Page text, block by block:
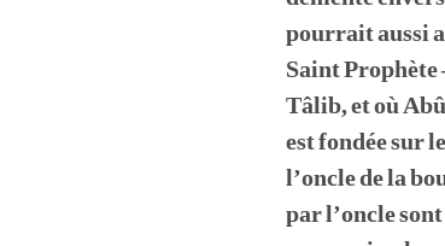
pourrait aussi
Saint Prophète
Tâlib, et où
est fondée sur
l’oncle de la
par l’oncle